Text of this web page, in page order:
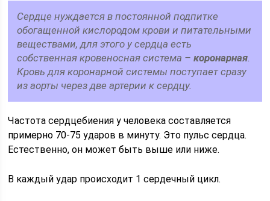
Сердце нуждается в постоянной подпитке
обогащенной кислородом крови и питательными
веществами, для этого у сердца есть
собственная кровеносная система –коронарная.
Кровь для коронарной системы поступает сразу
из аорты через две артерии к сердцу.
Частота сердцебиения у человека составляется
примерно 70-75 ударов в минуту. Это пульс сердца.
Естественно, он может быть выше или ниже.
В каждый удар происходит 1 сердечный цикл.